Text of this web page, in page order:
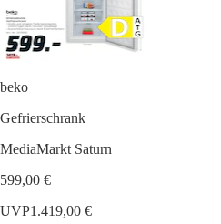
beko
Gefrierschrank
MediaMarkt Saturn
599,00 €
UVP1.419,00 €